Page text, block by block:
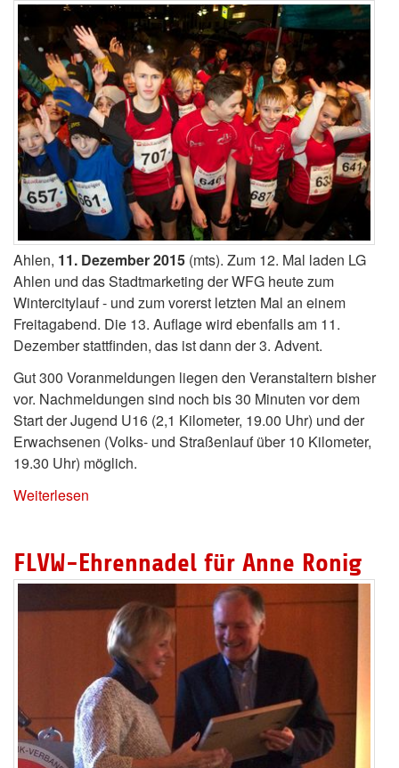
Ahlen, 11. Dezember 2015 (mts). Zum 12. Mal laden LG
Ahlen und das Stadtmarketing der WFG heute zum
Wintercitylauf - und zum vorerst letzten Mal an einem
Freitagabend. Die 13. Auflage wird ebenfalls am 11.
Dezember stattfinden, das ist dann der 3. Advent.
Gut 300 Voranmeldungen liegen den Veranstaltern bisher
vor. Nachmeldungen sind noch bis 30 Minuten vor dem
Start der Jugend U16 (2,1 Kilometer, 19.00 Uhr) und der
Erwachsenen (Volks- und Straßenlauf über 10 Kilometer,
19.30 Uhr) möglich.
Weiterlesen
FLVW-Ehrennadel für Anne Ronig